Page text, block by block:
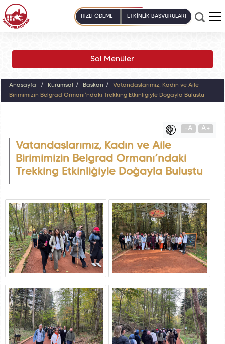
HIZLI ÖDEME ETKİNLİK BAŞVURULARI
Sol Menüler
Anasayfa Kurumsal Başkan
Vatandaşlarımız, Kadın ve Aile
Birimimizin Belgrad Ormanı’ndaki Trekking Etkinliğiyle Doğayla Buluştu
-A A+
Vatandaşlarımız, Kadın ve Aile
Birimimizin Belgrad Ormanı’ndaki
Trekking Etkinliğiyle Doğayla Buluştu